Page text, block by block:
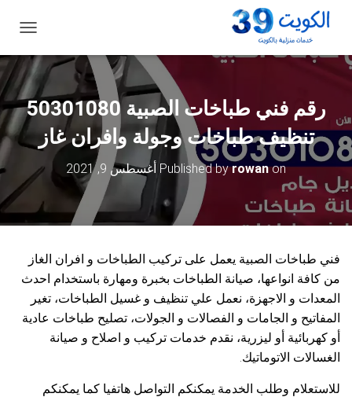
ب
د
ي
ل
ا
ل
ت
ل
رقم فني طباخات الصبية 50301080
تنظيف طباخات وجولة وافران غاز
Published byrowanon أغسطس 9, 2021
فني طباخات الصبية يعمل على تركيب الطباخات و افران الغاز
من كافة انواعها، صيانة الطباخات بخبرة ومهارة باستخدام احدث
المعدات و الاجهزة، نعمل علي تنظيف و غسيل الطباخات، تغير
المفاتيح و الجامات و الفصالات و الجولات، تصليح طباخات عادية
أو كهربائية أو ليزرية، نقدم خدمات تركيب و اصلاح و صيانة
الغسالات الاتوماتيك.
للاستعلام وطلب الخدمة يمكنكم التواصل هاتفيا كما يمكنكم